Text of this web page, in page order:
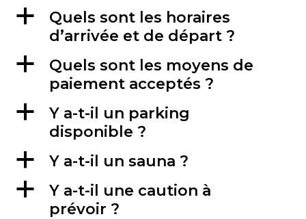
a
Quels sont les horaires
d’arrivée et de départ ?
a
Quels sont les moyens de
paiement acceptés ?
a
Y a-t-il un parking
disponible ?
a Y a-t-il un sauna ?
a
Y a-t-il une caution à
prévoir ?